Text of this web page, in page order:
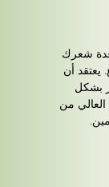
شعرك
يعتقد أن
بشكل
من